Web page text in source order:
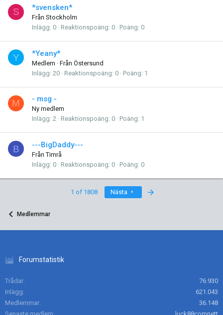
S *svensken*
Från Stockholm
Inlägg 0 Reaktionspoäng 0 Poäng 0
Y *Yeany*
Medlem · Från Östersund
Inlägg 20 Reaktionspoäng 0 Poäng 1
M - msg -
Ny medlem
Inlägg 2 Reaktionspoäng 0 Poäng 1
B ---BigDaddy---
FrånTimrå
Inlägg 0 Reaktionspoäng 0 Poäng 0
1 of 1808 Nästa
Medlemmar
Forumstatistik
Trådar
76.930
Inlägg
621.043
Medlemmar
36.148